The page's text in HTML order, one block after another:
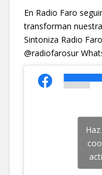
En Radio Faro
transforman
Sintoniza Radio
@radiofarosur